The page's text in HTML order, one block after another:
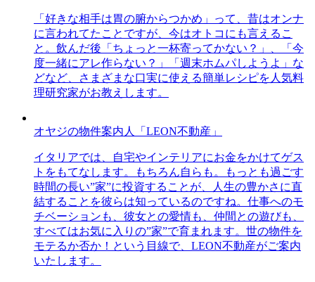
「好きな相手は胃の腑からつかめ」って、昔はオンナ
に言われてたことですが、今はオトコにも言えるこ
と。飲んだ後「ちょっと一杯寄ってかない？」、「今
度一緒にアレ作らない？」「週末ホムパしようよ」な
どなど、さまざまな口実に使える簡単レシピを人気料
理研究家がお教えします。
オヤジの物件案内人「LEON不動産」
イタリアでは、自宅やインテリアにお金をかけてゲス
トをもてなします。もちろん自らも。もっとも過ごす
時間の長い”家”に投資することが、人生の豊かさに直
結することを彼らは知っているのですね。仕事へのモ
チベーションも、彼女との愛情も、仲間との遊びも、
すべてはお気に入りの”家”で育まれます。世の物件を
モテるか否か！という目線で、LEON不動産がご案内
いたします。